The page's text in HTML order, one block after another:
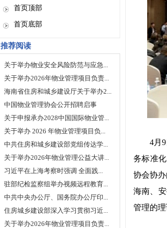
首页顶部
首页底部
推荐阅读
关于举办物业安全风险防范与应急...
关于举办2026年物业管理项目负责...
海南省住房和城乡建设厅关于举办2...
中国物业管理协会公开招聘启事
关于申报承办2028中国国际物业管...
关于举办 2026 年物业管理项目负...
中共住房和城乡建设部党组传达学...
关于举办2026年物业管理公益大讲...
习近平在上海考察时强调 全面践...
驻部纪检监察组举办视频远程教育...
中共中央办公厅、国务院办公厅印...
住房城乡建设部深入学习贯彻习近...
关于举办2026年物业管理项目负责...
4月
务标准
协会协
海南、
管理的理